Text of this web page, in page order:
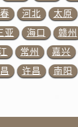
服务中心（需提
后服务中心（需
后服务中心（需
叉口百达翡丽
汇处百达翡丽
河北 太原
亚 海口 赣州
常州 嘉兴
许昌 南阳